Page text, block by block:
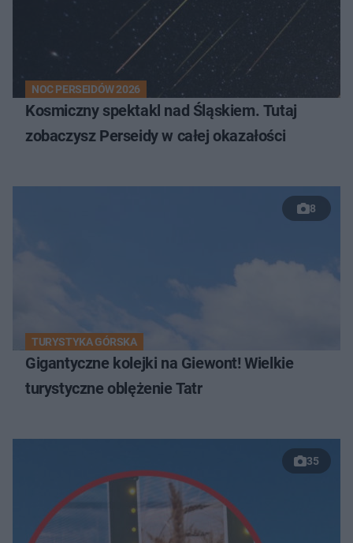
NOC PERSEIDÓW 2026
Kosmiczny spektakl nad Śląskiem. Tutaj
zobaczysz Perseidy w całej okazałości
8
TURYSTYKA GÓRSKA
Gigantyczne kolejki na Giewont! Wielkie
turystyczne oblężenie Tatr
35